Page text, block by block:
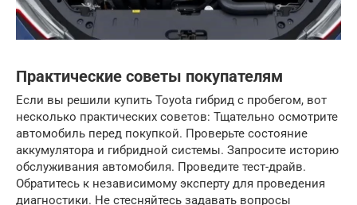
Практические советы покупателям
Если вы решили купить Toyota гибрид с пробегом, вот
несколько практических советов: Тщательно осмотрите
автомобиль перед покупкой. Проверьте состояние
аккумулятора и гибридной системы. Запросите историю
обслуживания автомобиля. Проведите тест-драйв.
Обратитесь к независимому эксперту для проведения
диагностики. Не стесняйтесь задавать вопросы